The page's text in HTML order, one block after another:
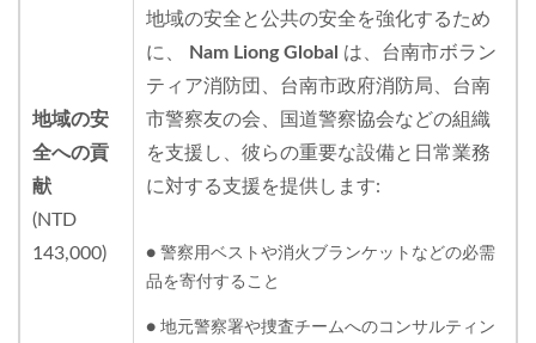
地域の安
全への貢
献
(NTD
143,000)
地域の安全と公共の安全を強化するため
に、
Nam Liong Global は、台南市ボラン
ティア消防団、台南市政府消防局、台南
市警察友の会、国道警察協会などの組織
を支援し、彼らの重要な設備と日常業務
に対する支援を提供します:
● 警察用ベストや消火ブランケットなどの必需
品を寄付すること
● 地元警察署や捜査チームへのコンサルティン